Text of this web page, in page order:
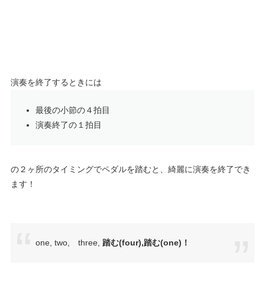
演奏を終了するときには
最後の小節の４拍目
演奏終了の１拍目
の２ヶ所のタイミングでペダルを踏むと、綺麗に演奏を終了でき
ます！
one, two, three, 踏む(four),踏む(one)！